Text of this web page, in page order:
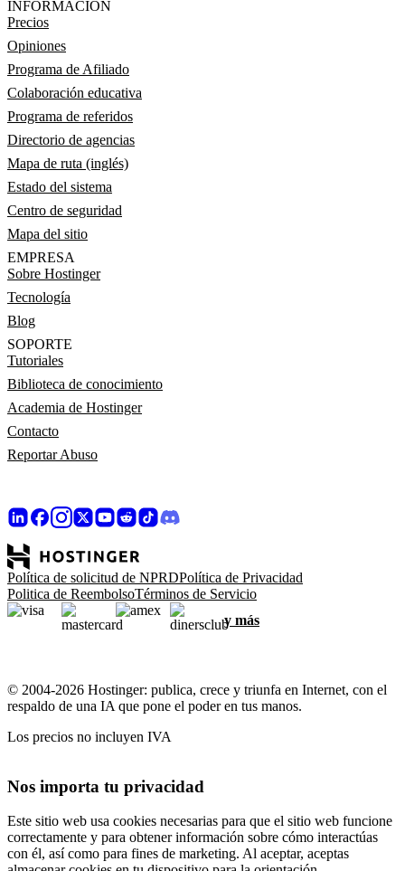
INFORMACIÓN
Precios
Opiniones
Programa de Afiliado
Colaboración educativa
Programa de referidos
Directorio de agencias
Mapa de ruta (inglés)
Estado del sistema
Centro de seguridad
Mapa del sitio
EMPRESA
Sobre Hostinger
Tecnología
Blog
SOPORTE
Tutoriales
Biblioteca de conocimiento
Academia de Hostinger
Contacto
Reportar Abuso
Política de solicitud de NPRDPolítica de Privacidad
Politica de ReembolsoTérminos de Servicio
y más
© 2004-2026 Hostinger: publica, crece y triunfa en Internet, con el
respaldo de una IA que pone el poder en tus manos.
Los precios no incluyen IVA
Nos importa tu privacidad
Este sitio web usa cookies necesarias para que el sitio web funcione
correctamente y para obtener información sobre cómo interactúas
con él, así como para fines de marketing. Al aceptar, aceptas